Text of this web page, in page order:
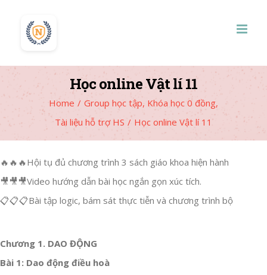
Học online Vật lí 11
Home / Group học tập, Khóa học 0 đồng,
Tài liệu hỗ trợ HS / Học online Vật lí 11
🔥🔥🔥Hội tụ đủ chương trình 3 sách giáo khoa hiện hành
🎥 🎥 🎥Video hướng dẫn bài học ngắn gọn xúc tích.
📋📋📋Bài tập logic, bám sát thực tiễn và chương trình bộ
Chương 1. DAO ĐỘNG
Bài 1: Dao động điều hoà